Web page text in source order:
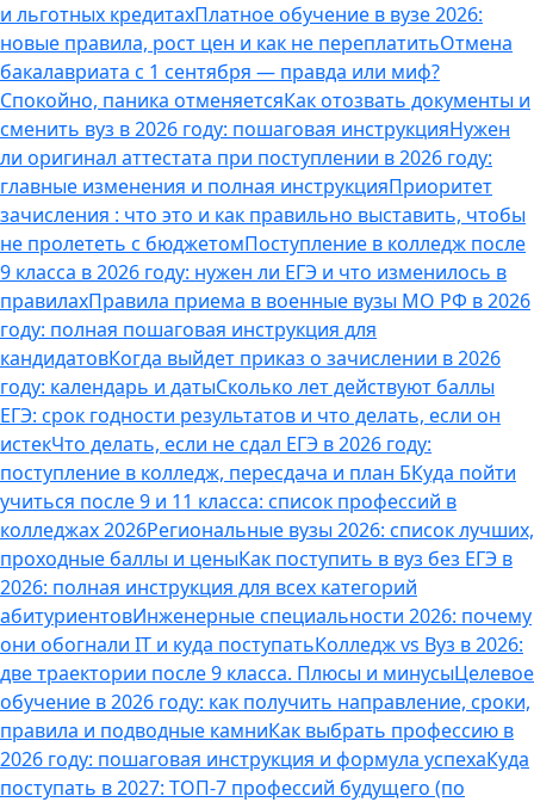
и льготных кредитахПлатное обучение в вузе 2026:
новые правила, рост цен и как не переплатитьОтмена
бакалавриата с 1 сентября — правда или миф?
Спокойно, паника отменяетсяКак отозвать документы и
сменить вуз в 2026 году: пошаговая инструкцияНужен
ли оригинал аттестата при поступлении в 2026 году:
главные изменения и полная инструкцияПриоритет
зачисления : что это и как правильно выставить, чтобы
не пролететь с бюджетомПоступление в колледж после
9 класса в 2026 году: нужен ли ЕГЭ и что изменилось в
правилахПравила приема в военные вузы МО РФ в 2026
году: полная пошаговая инструкция для
кандидатовКогда выйдет приказ о зачислении в 2026
году: календарь и датыСколько лет действуют баллы
ЕГЭ: срок годности результатов и что делать, если он
истекЧто делать, если не сдал ЕГЭ в 2026 году:
поступление в колледж, пересдача и план БКуда пойти
учиться после 9 и 11 класса: список профессий в
колледжах 2026Региональные вузы 2026: список лучших,
проходные баллы и ценыКак поступить в вуз без ЕГЭ в
2026: полная инструкция для всех категорий
абитуриентовИнженерные специальности 2026: почему
они обогнали IT и куда поступатьКолледж vs Вуз в 2026:
две траектории после 9 класса. Плюсы и минусыЦелевое
обучение в 2026 году: как получить направление, сроки,
правила и подводные камниКак выбрать профессию в
2026 году: пошаговая инструкция и формула успехаКуда
поступать в 2027: ТОП-7 профессий будущего (по